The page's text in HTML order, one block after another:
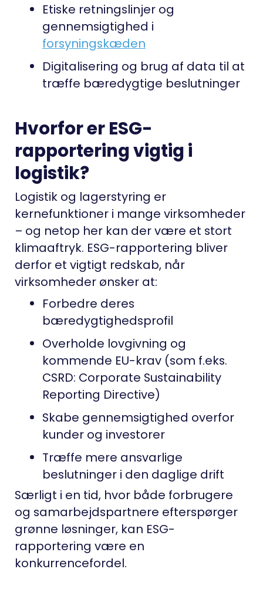
Etiske retningslinjerog
gennemsigtighed i
forsyningskæden
Digitalisering og brug af data til at
træffe bæredygtige beslutninger
Hvorfor er ESG-
rapportering vigtig i
logistik?
Logistik og lagerstyring er
kernefunktioner i mange virksomheder
– og netop her kan der være et stort
klimaaftryk. ESG-rapportering bliver
derfor et vigtigt redskab, når
virksomheder ønsker at:
Forbedre deres
bæredygtighedsprofil
Overholde lovgivning og
kommende EU-krav (som f.eks.
CSRD: Corporate Sustainability
Reporting Directive)
Skabe gennemsigtighed overfor
kunder og investorer
Træffe mere ansvarlige
beslutninger i den daglige drift
Særligt i en tid, hvor både forbrugere
og samarbejdspartnere efterspørger
grønne løsninger, kan ESG-
rapportering være en
konkurrencefordel.